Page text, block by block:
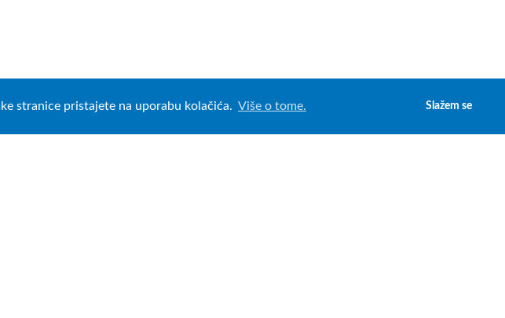
stranice pristajete na uporabu kolačića. Više o tome. Slažem se